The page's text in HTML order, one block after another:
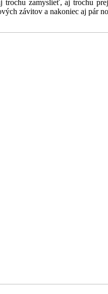
zamyslieť, aj trochu
závitov a nakoniec aj pár